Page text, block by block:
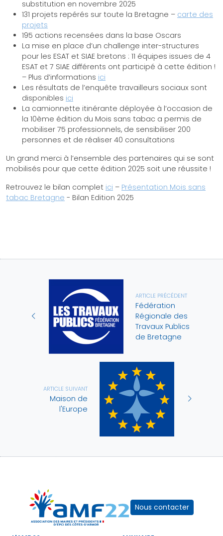
substitution en novembre 2025
131 projets repérés sur toute la Bretagne – carte des
projets
195 actions recensées dans la base Oscars
La mise en place d’un challenge inter-structures
pour les ESAT et SIAE bretons : 11 équipes issues de 4
ESAT et 7 SIAE différents ont participé à cette édition !
– Plus d’informations ici
Les résultats de l’enquête travailleurs sociaux sont
disponibles ici
La camionnette itinérante déployée à l’occasion de
la 10ème édition du Mois sans tabac a permis de
mobiliser 75 professionnels, de sensibiliser 200
personnes et de réaliser 40 consultations
Un grand merci à l’ensemble des partenaires qui se sont
mobilisés pour que cette édition 2025 soit une réussite !
Retrouvez le bilan complet ici – Présentation Mois sans
tabac Bretagne - Bilan Edition 2025
ARTICLE PRÉCÉDENT
Fédération
Régionale des
Travaux Publics
de Bretagne
ARTICLE SUIVANT
Maison de
l'Europe
Nous contacter